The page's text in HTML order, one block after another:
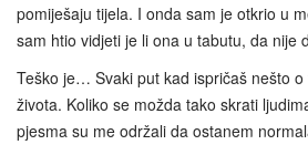
pomiješaju tijela. I onda sam je otkrio u
sam htio vidjeti je li ona u tabutu, da
Teško je… Svaki put kad ispričaš nešto
života. Koliko se možda tako skrati
pjesma su me održali da ostanem